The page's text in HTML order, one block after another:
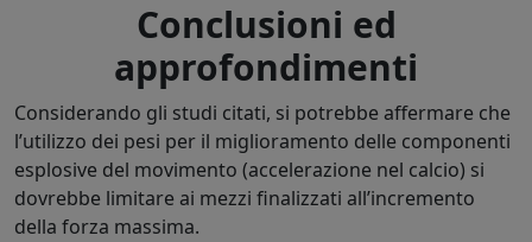
Conclusioni ed
approfondimenti
Considerando gli studi citati, si potrebbe affermare che
l’utilizzo dei pesi per il miglioramento delle componenti
esplosive del movimento (accelerazione nel calcio) si
dovrebbe limitare ai mezzi finalizzati all’incremento
della forza massima.